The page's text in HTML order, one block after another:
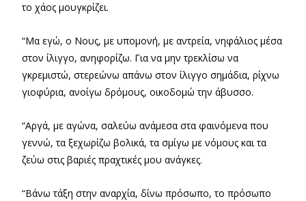
το χάος μουγκρίζει.
“Μα εγώ, ο Νους, με υπομονή, με αντρεία, νηφάλιος μέσα
στον ίλιγγο, ανηφορίζω. Για να μην τρεκλίσω να
γκρεμιστώ, στερεώνω απάνω στον ίλιγγο σημάδια, ρίχνω
γιοφύρια, ανοίγω δρόμους, οικοδομώ την άβυσσο.
“Αργά, με αγώνα, σαλεύω ανάμεσα στα φαινόμενα που
γεννώ, τα ξεχωρίζω βολικά, τα σμίγω με νόμους και τα
ζεύω στις βαριές πραχτικές μου ανάγκες.
“Βάνω τάξη στην αναρχία, δίνω πρόσωπο, το πρόσωπο